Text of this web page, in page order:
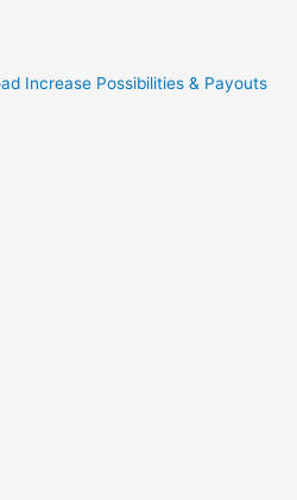
Increase Possibilities & Payouts